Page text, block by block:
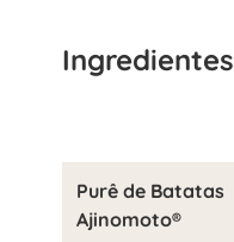
Ingredientes
Purê de Batatas
Ajinomoto®